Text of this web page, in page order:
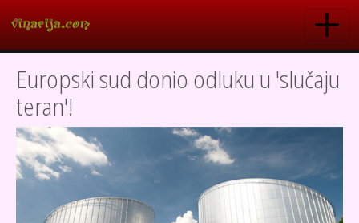
Europski sud donio odluku u 'slučaju
teran'!